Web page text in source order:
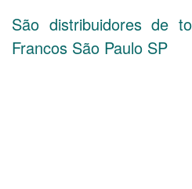
São distribuidores de
Francos São Paulo SP